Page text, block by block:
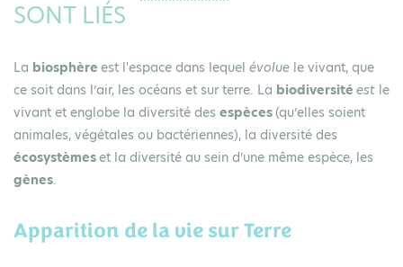
SONT LIÉS
La biosphère est l'espace dans lequel évolue le vivant, que
ce soit dans l’air, les océans et sur terre. La biodiversité est le
vivant et englobe la diversité des espèces(qu’elles soient
animales, végétales ou bactériennes), la diversité des
écosystèmeset la diversité au sein d’une même espèce, les
gènes.
Apparition de la vie sur Terre